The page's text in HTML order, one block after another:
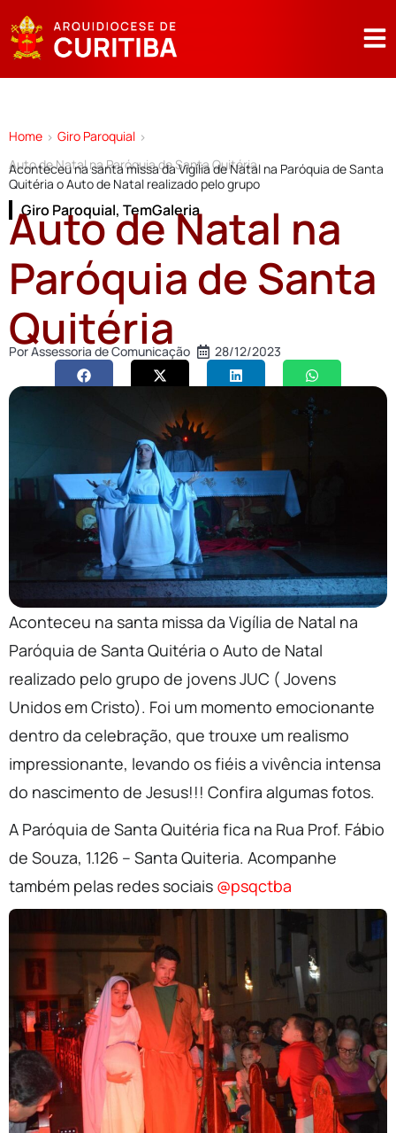
Home > Giro Paroquial >
Auto de Natal na Paróquia de Santa Quitéria
Aconteceu na santa missa da Vigília de Natal na Paróquia de Santa
Quitéria o Auto de Natal realizado pelo grupo
Giro Paroquial, TemGaleria
Auto de Natal na
Paróquia de Santa
Quitéria
PorAssessoria de Comunicação 28/12/2023
Aconteceu na santa missa da Vigília de Natal na
Paróquia de Santa Quitéria o Auto de Natal
realizado pelo grupo de jovens JUC ( Jovens
Unidos em Cristo). Foi um momento emocionante
dentro da celebração, que trouxe um realismo
impressionante, levando os fiéis a vivência intensa
do nascimento de Jesus!!! Confira algumas fotos.
A Paróquia de Santa Quitéria fica na Rua Prof. Fábio
de Souza, 1.126 – Santa Quiteria. Acompanhe
também pelas redes sociais @psqctba